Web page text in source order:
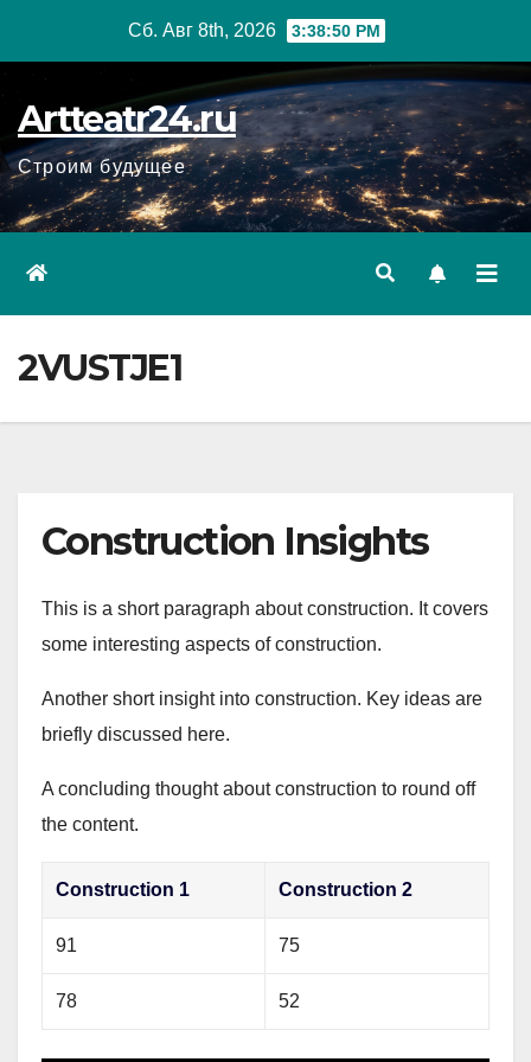
Сб. Авг 8th, 2026 3:38:51 PM
Artteatr24.ru
Строим будущее
2VUSTJE1
Construction Insights
This is a short paragraph about construction. It covers
some interesting aspects of construction.
Another short insight into construction. Key ideas are
briefly discussed here.
A concluding thought about construction to round off
the content.
Construction 1 Construction 2
91 75
78 52